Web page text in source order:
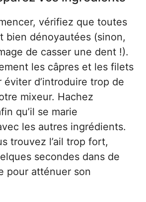
vérifiez que toutes
bien dénoyautées (sinon,
de casser une dent !).
les câpres et les filets
éviter d’introduire trop de
mixeur. Hachez
qu’il se marie
les autres ingrédients.
trouvez l’ail trop fort,
secondes dans de
pour atténuer son